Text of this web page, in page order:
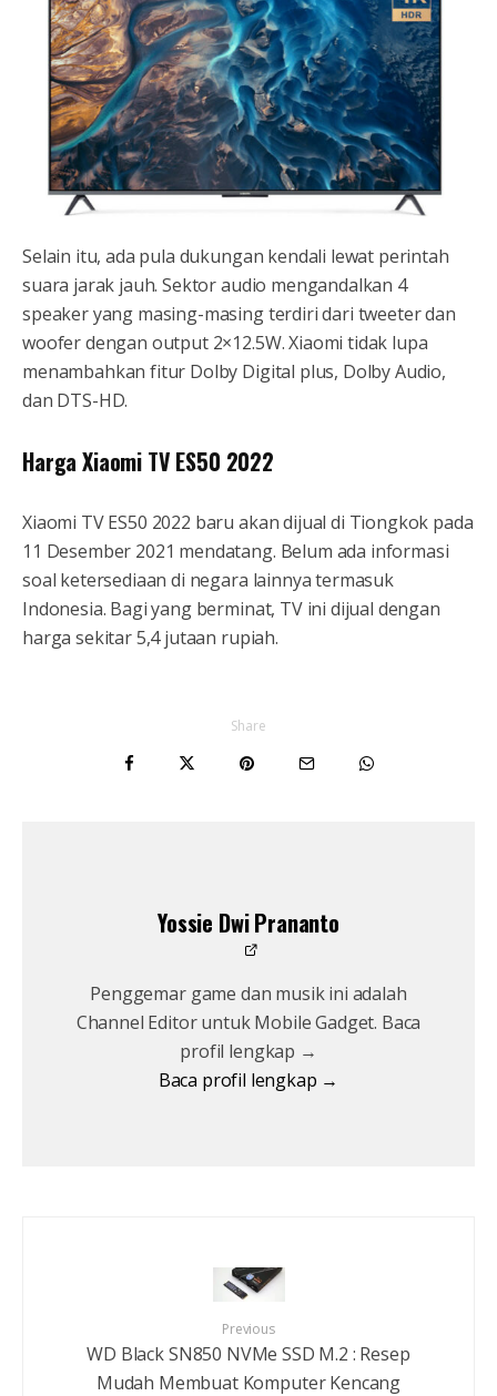
Selain itu, ada pula dukungan kendali lewat perintah
suara jarak jauh. Sektor audio mengandalkan 4
speaker yang masing-masing terdiri dari tweeter dan
woofer dengan output 2×12.5W. Xiaomi tidak lupa
menambahkan fitur Dolby Digital plus, Dolby Audio,
dan DTS-HD.
Harga Xiaomi TV ES50 2022
Xiaomi TV ES50 2022 baru akan dijual di Tiongkok pada
11 Desember 2021 mendatang. Belum ada informasi
soal ketersediaan di negara lainnya termasuk
Indonesia. Bagi yang berminat, TV ini dijual dengan
harga sekitar 5,4 jutaan rupiah.
Share
Yossie Dwi Prananto
Penggemar game dan musik ini adalah
Channel Editor untuk Mobile Gadget. Baca
profil lengkap →
Baca profil lengkap →
Previous
WD Black SN850 NVMe SSD M.2 : Resep
Mudah Membuat Komputer Kencang